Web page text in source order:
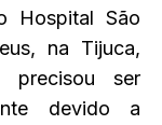
Hospital São
na Tijuca,
precisou ser
devido a